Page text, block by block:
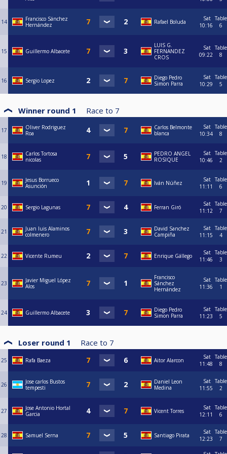
14
Francisco Sánchez
Hernández
Rafael Boluda
Sat
10:16
Table
6
15 Guillermo Albacete
LUIS G.
FERNANDEZ
CROS
Sat
09:22
Table
8
16 Sergio Lopez
Diego Pedro
Simon Parra
Sat
10:29
Table
5
Winner round 1 Race to 7
17
Oliver Rodriguez
Roa
Carlos Belmonte
blanca
Sat
10:34
Table
8
18
Carlos Tortosa
nicolas
PEDRO ANGEL
ROSIQUE
Sat
10:46
Table
2
19
Jesus Borrueco
Asunción
Iván Núñez
Sat
11:11
Table
6
20 Sergio Lagunas Ferran Giró
Sat
11:12
Table
7
21
Juan luis Alaminos
colmenero
David Sanchez
Campiña
Sat
11:15
Table
4
22 Vicente Rumeu Enrique Gállego
Sat
11:46
Table
3
23
Javier Miguel López
Alos
Francisco
Sánchez
Hernández
Sat
11:36
Table
1
24 Guillermo Albacete
Diego Pedro
Simon Parra
Sat
11:23
Table
5
Loser round 1 Race to 7
25 Rafa Baeza Aitor Alarcon
Sat
11:48
Table
8
26
Jose carlos Bustos
tempesti
Daniel Leon
Medina
Sat
11:55
Table
2
27
Jose Antonio Hortal
Garcia
Vicent Torres
Sat
12:11
Table
6
28 Samuel Serna Santiago Pirata
Sat
12:23
Table
7